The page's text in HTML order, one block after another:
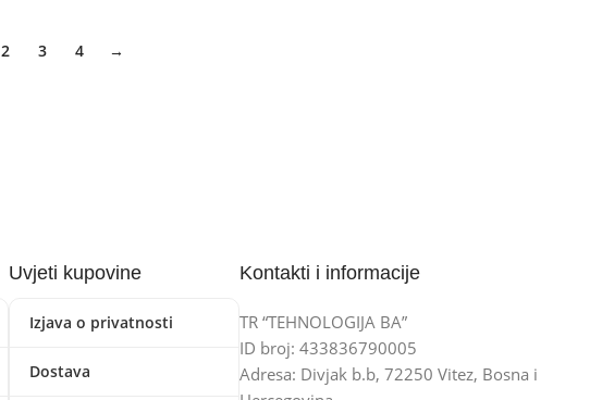
2 3 4 →
Uvjeti kupovine
Izjava o privatnosti
Dostava
Kontakti i informacije
TR “TEHNOLOGIJA BA”
ID broj: 433836790005
Adresa: Divjak b.b, 72250 Vitez, Bosna i